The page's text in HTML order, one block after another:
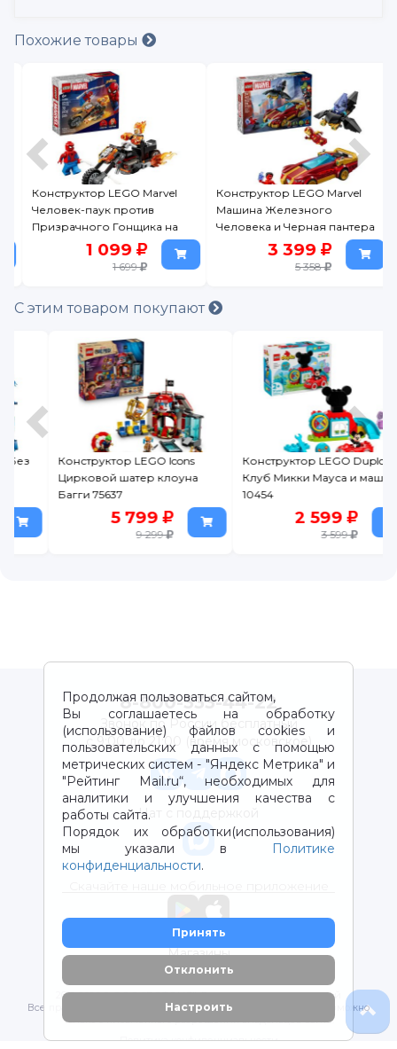
Похожие товары
Конструктор LEGO Marvel
Человек-паук против
Призрачного Гонщика на
мотоцикле, 72 дет., 76335
1 099
1 699
Конструктор LEGO Marvel
Машина Железного
Человека и Черная пантера
против Красного Халка
3 399
5 358
С этим товаром покупают
Конструктор LEGO Icons
Цирковой шатер клоуна
Багги 75637
5 799
Конструктор LEGO Duplo
Клуб Микки Мауса и машина
10454
2 599
Продолжая пользоваться сайтом,
Вы соглашаетесь на обработку
(использование) файлов cookies и
пользовательских данных с помощью
метрических систем - "Яндекс Метрика" и
"Рейтинг Mail.ru“, необходимых для
аналитики и улучшения качества с
работы сайта.
Порядок их обработки(использования)
мы указали в
Политике
конфиденциальности.
Принять
Отклонить
Настроить
8-800-333-44-22
Звонок по России бесплатный
с 9:00 до 21:00 (время московское)
Чат с поддержкой
Магазины
2012-2026 © ООО "ВОТОНЯ". Детские товары с доставкой
Все права защищены. Любое использование материалов возможно
только с письменного разрешения владельцев сайта.
Политика конфиденциальности